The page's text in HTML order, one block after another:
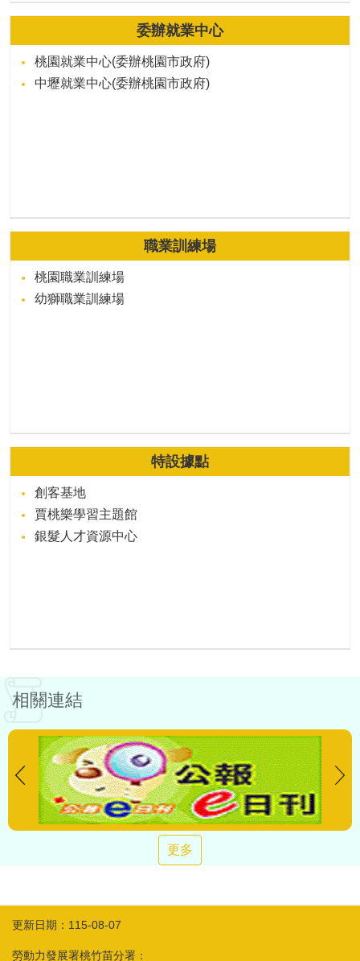
委辦就業中心
桃園就業中心(委辦桃園市政府)
中壢就業中心(委辦桃園市政府)
職業訓練場
桃園職業訓練場
幼獅職業訓練場
特設據點
創客基地
賈桃樂學習主題館
銀髮人才資源中心
相關連結
更多
更新日期：115-08-07
勞動力發展署桃竹苗分署：